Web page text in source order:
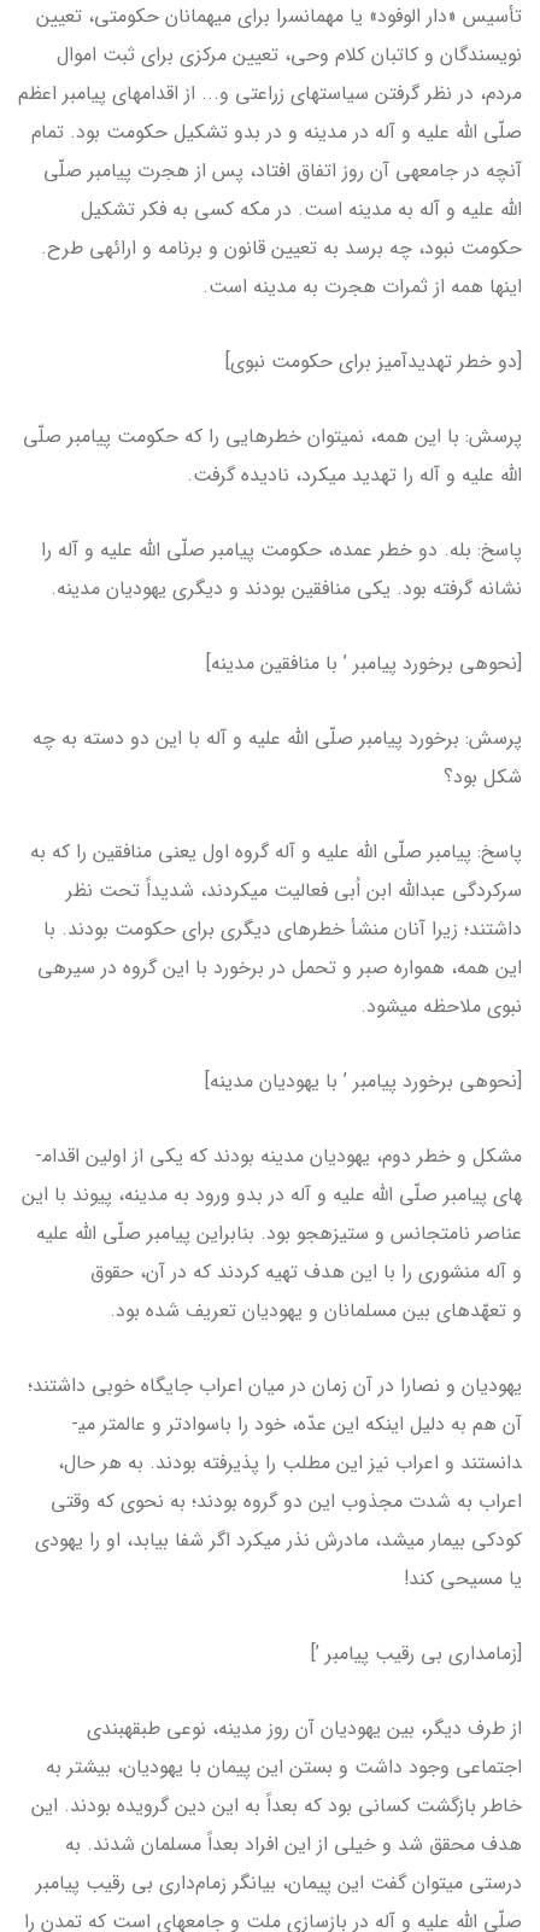
تأسیس «دار الوفود» یا مهمان­سرا برای میهمانان حکومتی، تعیین
نویسندگان و کاتبان کلام وحی، تعیین مرکزی برای ثبت اموال
مردم، در نظر گرفتن سیاست­های زراعتی و... از اقدامهای پیامبر اعظم
صلّی الله علیه و آله در مدینه و در بدو تشکیل حکومت بود. تمام
آنچه در جامعه­ی آن روز اتفاق افتاد، پس از هجرت پیامبر صلّی
الله علیه و آله به مدینه است. در مکه کسی به فکر تشکیل
حکومت نبود، چه برسد به تعیین قانون و برنامه و ارائه­ی طرح.
این­ها همه از ثمرات هجرت به مدینه است.
[دو خطر تهدیدآمیز برای حکومت نبوی]
پرسش: با این همه، نمی­توان خطرهایی را که حکومت پیامبر صلّی
الله علیه و آله را تهدید می­کرد، نادیده گرفت.
پاسخ: بله. دو خطر عمده، حکومت پیامبر صلّی الله علیه و آله را
نشانه گرفته بود. یکی منافقین بودند و دیگری یهودیان مدینه.
[نحوه­ی برخورد پیامبر ’ با منافقین مدینه]
پرسش: برخورد پیامبر صلّی الله علیه و آله با این دو دسته به چه
شکل بود؟
پاسخ: پیامبر صلّی الله علیه و آله گروه اول یعنی منافقین را که به
سرکردگی عبدالله ابن اُبی فعالیت می­کردند، شدیداً تحت نظر
داشتند؛ زیرا آنان منشأ خطرهای دیگری برای حکومت بودند. با
این همه، همواره صبر و تحمل در برخورد با این گروه در سیره­ی
نبوی ملاحظه می­شود.
[نحوه­ی برخورد پیامبر ’ با یهودیان مدینه]
مشکل و خطر دوم، یهودیان مدینه بودند که یکی از اولین اقدام­
های پیامبر صلّی الله علیه و آله در بدو ورود به مدینه، پیوند با این
عناصر نامتجانس و ستیزه­جو بود. بنابراین پیامبر صلّی الله علیه
و آله منشوری را با این هدف تهیه کردند که در آن، حقوق
و تعهّدهای بین مسلمانان و یهودیان تعریف شده بود.
یهودیان و نصارا در آن زمان در میان اعراب جایگاه خوبی داشتند؛
آن هم به دلیل اینکه این عدّه، خود را باسوادتر و عالم­تر می­
دانستند و اعراب نیز این مطلب را پذیرفته بودند. به هر حال،
اعراب به شدت مجذوب این دو گروه بودند؛ به نحوی که وقتی
کودکی بیمار می­شد، مادرش نذر می­کرد اگر شفا بیابد، او را یهودی
یا مسیحی کند!
[زمامداری بی رقیب پیامبر ’]
از طرف دیگر، بین یهودیان آن روز مدینه، نوعی طبقه­بندی
اجتماعی وجود داشت و بستن این پیمان با یهودیان، بیشتر به
خاطر بازگشت کسانی بود که بعداً به این دین گرویده بودند. این
هدف محقق شد و خیلی از این افراد بعداً مسلمان شدند. به
درستی می­توان گفت این پیمان، بیانگر زمام‌داری بی رقیب پیامبر
صلّی الله علیه و آله در بازسازی ملت و جامعه­ای است که تمدن را